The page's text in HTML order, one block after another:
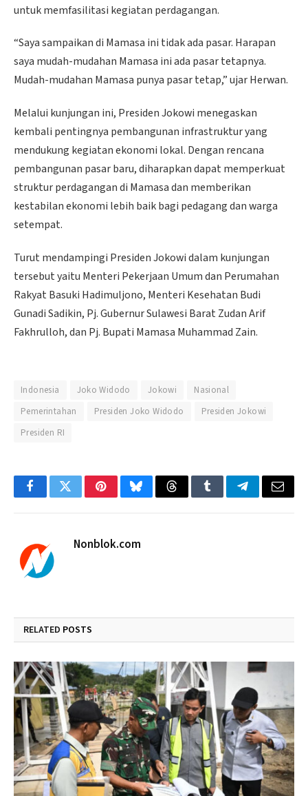
untuk memfasilitasi kegiatan perdagangan.
“Saya sampaikan di Mamasa ini tidak ada pasar. Harapan
saya mudah-mudahan Mamasa ini ada pasar tetapnya.
Mudah-mudahan Mamasa punya pasar tetap,” ujar Herwan.
Melalui kunjungan ini, Presiden Jokowi menegaskan
kembali pentingnya pembangunan infrastruktur yang
mendukung kegiatan ekonomi lokal. Dengan rencana
pembangunan pasar baru, diharapkan dapat memperkuat
struktur perdagangan di Mamasa dan memberikan
kestabilan ekonomi lebih baik bagi pedagang dan warga
setempat.
Turut mendampingi Presiden Jokowi dalam kunjungan
tersebut yaitu Menteri Pekerjaan Umum dan Perumahan
Rakyat Basuki Hadimuljono, Menteri Kesehatan Budi
Gunadi Sadikin, Pj. Gubernur Sulawesi Barat Zudan Arif
Fakhrulloh, dan Pj. Bupati Mamasa Muhammad Zain.
Indonesia Joko Widodo Jokowi
Nasional
Pemerintahan
Presiden Joko Widodo
Presiden Jokowi
Presiden RI
FacebookTwitterPinterestBlueskyThreadsTumblrTelegramEmail
Nonblok.com
RELATED POSTS